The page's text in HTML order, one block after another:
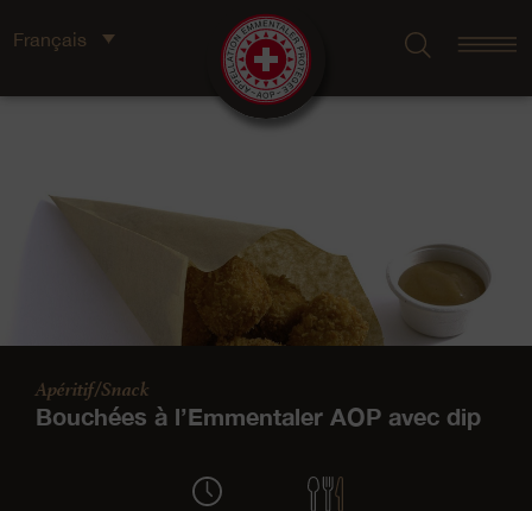
Français
Apéritif/Snack
Bouchées à l’Emmentaler AOP avec dip